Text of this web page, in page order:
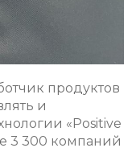
продуктов
и
«Positive
3 300 компаний